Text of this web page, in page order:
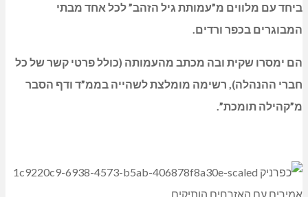
ביחד עם מלווים מ”עמותת גיל הזהב” לכל אחד מבתי
המבוגרים בכפר ורדים.
הם ימסרו שקית ובה מכתב מהעמותה (כולל פרטי קשר של כל
חברי ההנהלה), רשימה מומלצת לשהייה בממ”ד ודף הסבר
מ”קהילה תומכת”.